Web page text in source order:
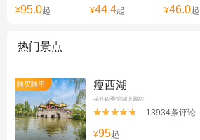
¥95.0起
¥44.4起
¥46.0起
热门景点
随买随用 瘦西湖
花开四季的湖上园林

 13934条评论
¥95起